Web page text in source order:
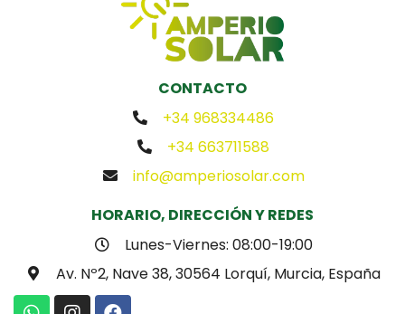
CONTACTO
+34 968334486
+34 663711588
info@amperiosolar.com
HORARIO, DIRECCIÓN Y REDES
Lunes-Viernes: 08:00-19:00
Av. Nº2, Nave 38, 30564 Lorquí, Murcia, España